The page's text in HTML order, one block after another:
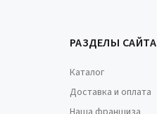
РАЗДЕЛЫ САЙТА
Каталог
Доставка и оплата